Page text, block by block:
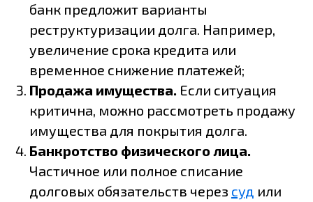
банк предложит варианты
реструктуризации долга. Например,
увеличение срока кредита или
временное снижение платежей;
Продажа имущества. Если ситуация
критична, можно рассмотреть продажу
имущества для покрытия долга.
Банкротство физического лица.
Частичное или полное списание
долговых обязательств через суд или